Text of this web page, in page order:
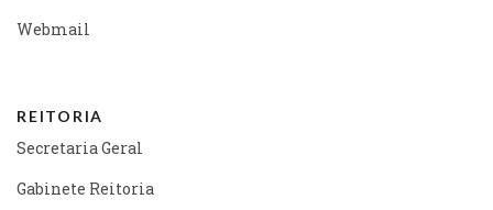
Webmail
REITORIA
Secretaria Geral
Gabinete Reitoria